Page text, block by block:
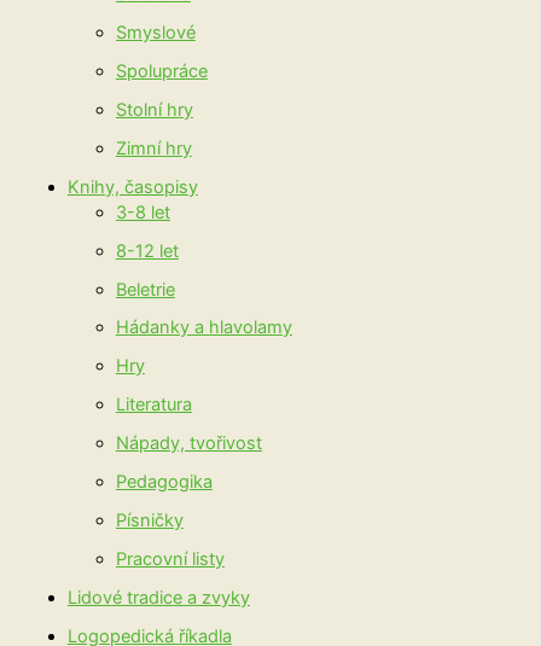
Smyslové
Spolupráce
Stolní hry
Zimní hry
Knihy, časopisy
3-8 let
8-12 let
Beletrie
Hádanky a hlavolamy
Hry
Literatura
Nápady, tvořivost
Pedagogika
Písničky
Pracovní listy
Lidové tradice a zvyky
Logopedická říkadla